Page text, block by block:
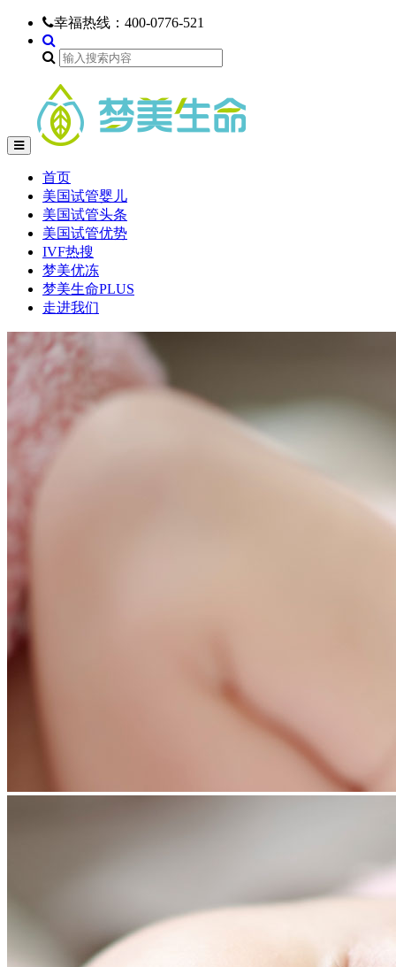
幸福热线： 400-0776-521
首页
美国试管婴儿
美国试管头条
美国试管优势
IVF热搜
梦美优冻
梦美生命PLUS
走进我们